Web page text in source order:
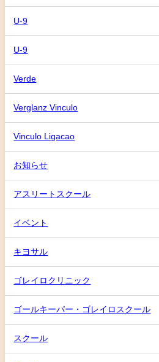
U-9
U-9
Verde
Verglanz Vinculo
Vinculo Ligacao
お知らせ
アスリートスクール
イベント
キヨサル
ゴレイロクリニック
ゴールキーパー・ゴレイロスクール
スクール